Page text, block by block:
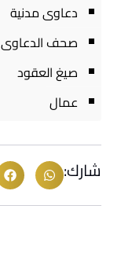
دعاوى مدنية
صحف الدعاوى
صيغ العقود
عمال
شارك: